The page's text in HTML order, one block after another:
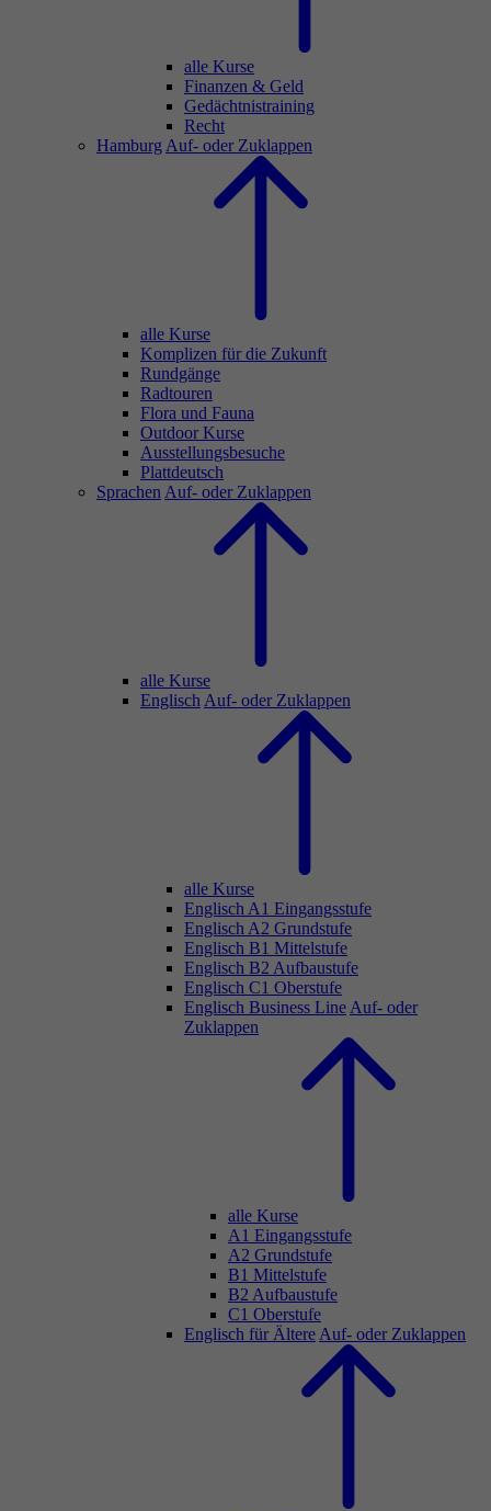
alle Kurse
Finanzen & Geld
Gedächtnistraining
Recht
Hamburg Auf- oder Zuklappen
alle Kurse
Komplizen für die Zukunft
Rundgänge
Radtouren
Flora und Fauna
Outdoor Kurse
Ausstellungsbesuche
Plattdeutsch
Sprachen Auf- oder Zuklappen
alle Kurse
Englisch Auf- oder Zuklappen
alle Kurse
Englisch A1 Eingangsstufe
Englisch A2 Grundstufe
Englisch B1 Mittelstufe
Englisch B2 Aufbaustufe
Englisch C1 Oberstufe
Englisch Business Line Auf- oder
Zuklappen
alle Kurse
A1 Eingangsstufe
A2 Grundstufe
B1 Mittelstufe
B2 Aufbaustufe
C1 Oberstufe
Englisch für Ältere Auf- oder Zuklappen